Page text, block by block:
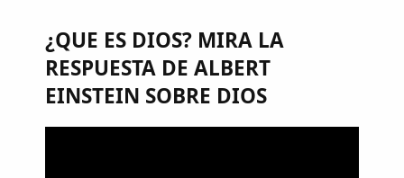
¿QUE ES DIOS? MIRA LA
RESPUESTA DE ALBERT
EINSTEIN SOBRE DIOS